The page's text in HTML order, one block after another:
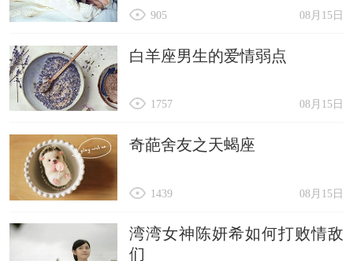
08月15日
905
白羊座男生的爱情弱点
08月15日
1757
奇葩舍友之天蝎座
08月15日
1439
湾湾女神陈妍希如何打败情敌
们